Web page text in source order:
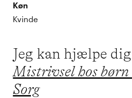
Køn
Kvinde
Jeg kan hjælpe
Mistrivsel hos børn
Sorg